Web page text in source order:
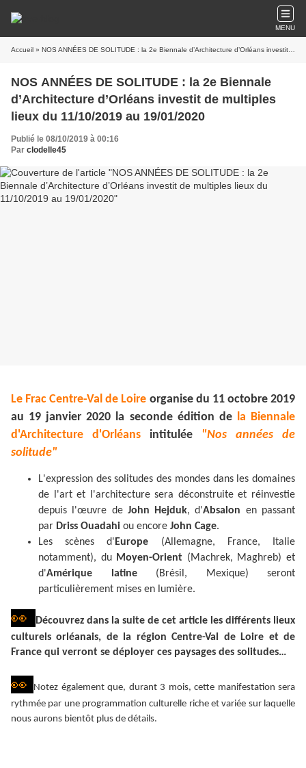
MENU
Accueil » NOS ANNÉES DE SOLITUDE : la 2e Biennale d’Architecture d’Orléans investit de multiples lieux du 11/10/2019 au 19/01/2020
NOS ANNÉES DE SOLITUDE : la 2e Biennale
d’Architecture d’Orléans investit de multiples
lieux du 11/10/2019 au 19/01/2020
Publié le 08/10/2019 à 00:16
Par clodelle45
Le Frac Centre-Val de Loire organise du 11 octobre 2019
au 19 janvier 2020 la seconde édition de la Biennale
d'Architecture d'Orléans intitulée
"Nos années de
solitude"
L'expression des solitudes des mondes dans les domaines
de l'art et l'architecture sera déconstruite et réinvestie
depuis l'œuvre de John Hejduk, d'Absalon en passant
par Driss Ouadahi ou encore John Cage.
Les scènes d' Europe (Allemagne, France, Italie
notamment), du Moyen-Orient (Machrek, Maghreb) et
d'Amérique latine(Brésil, Mexique) seront
particulièrement mises en lumière.
👀
Découvrez dans la suite de cet article les différents lieux
culturels orléanais, de la région Centre-Val de Loire et de
France qui verront se déployer ces paysages des solitudes…
👀
Notez également que, durant 3 mois, cette manifestation sera
rythmée par une programmation culturelle riche et variée sur laquelle
nous aurons bientôt plus de détails.